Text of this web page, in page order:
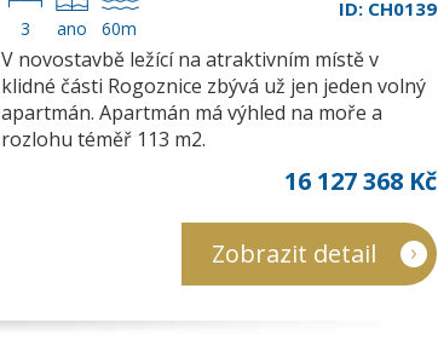
3 ano 60m
ID: CH0139
V novostavbě ležící na atraktivním místě v
klidné části Rogoznice zbývá už jen jeden volný
apartmán. Apartmán má výhled na moře a
rozlohu téměř 113 m2.
16 127 368 Kč
Zobrazit detail